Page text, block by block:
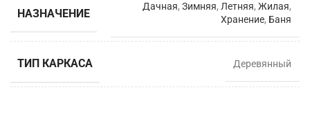
НАЗНАЧЕНИЕ Дачная, Зимняя, Летняя, Жилая,
Хранение, Баня
ТИП КАРКАСА Деревянный